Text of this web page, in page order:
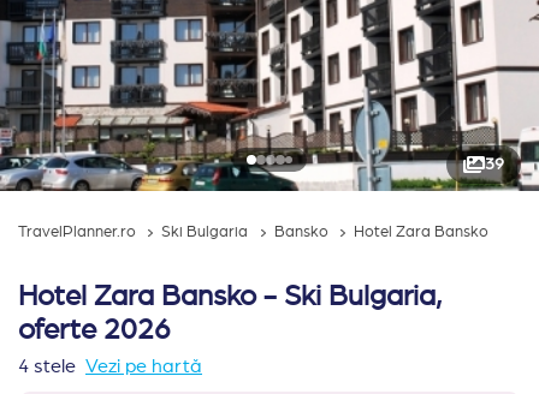
39
TravelPlanner.ro Ski Bulgaria Bansko Hotel Zara Bansko
Hotel Zara Bansko - Ski Bulgaria,
oferte 2026
4 stele Vezi pe hartă